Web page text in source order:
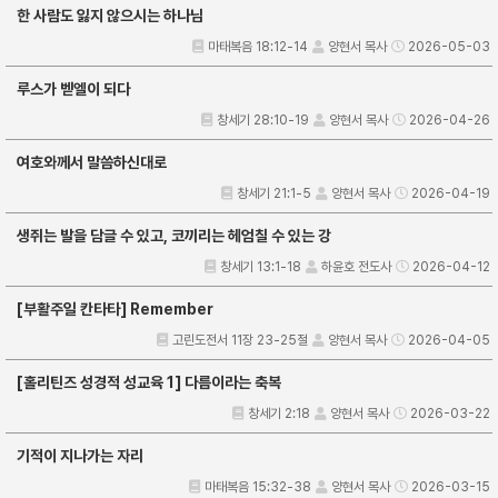
한 사람도 잃지 않으시는 하나님
마태복음 18:12-14 양현서 목사 2026-05-03
루스가 벧엘이 되다
창세기 28:10-19 양현서 목사 2026-04-26
여호와께서 말씀하신대로
창세기 21:1-5 양현서 목사 2026-04-19
생쥐는 발을 담글 수 있고, 코끼리는 헤엄칠 수 있는 강
창세기 13:1-18 하윤호 전도사 2026-04-12
[부활주일 칸타타] Remember
고린도전서 11장 23-25절 양현서 목사 2026-04-05
[홀리틴즈 성경적 성교육 1] 다름이라는 축복
창세기 2:18 양현서 목사 2026-03-22
기적이 지나가는 자리
마태복음 15:32-38 양현서 목사 2026-03-15